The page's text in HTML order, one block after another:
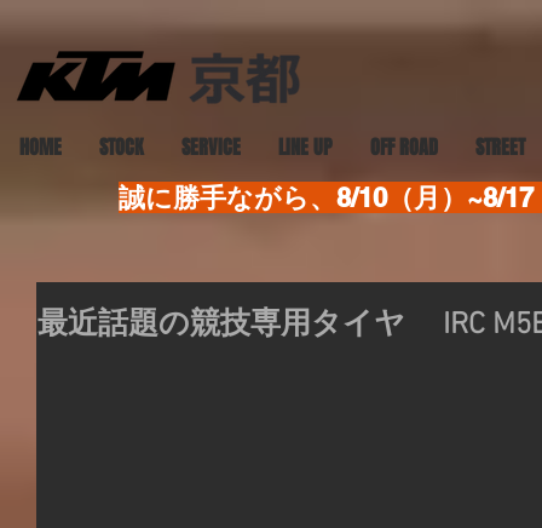
HOME STOCK SERVICE LINE UP OFF ROAD STREET
誠に勝手ながら、8/10（月）~8/
最近話題の競技専用タイヤ IRC